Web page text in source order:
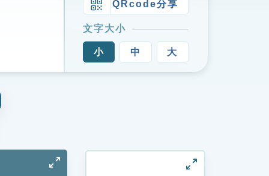
QRcode分享
文字大小
小 中 大